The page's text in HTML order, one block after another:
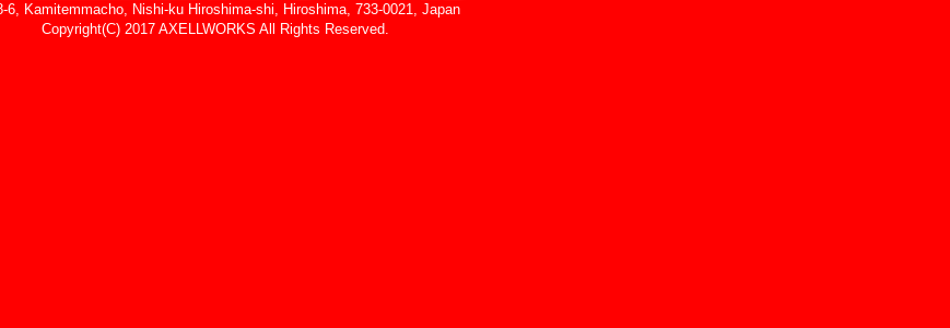
6, Kamitemmacho, Nishi-ku Hiroshima-shi, Hiroshima, 733-0021, Japan
Copyright(C) 2017 AXELLWORKS All Rights Reserved.